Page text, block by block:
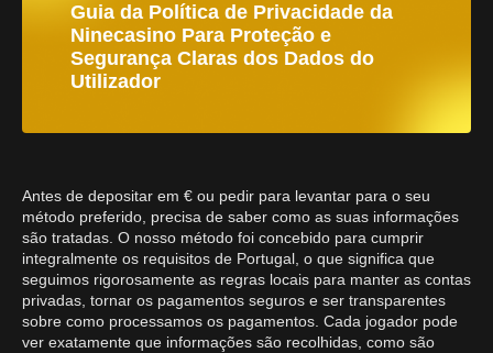
Guia da Política de Privacidade da
Ninecasino Para Proteção e
Segurança Claras dos Dados do
Utilizador
Antes de depositar em € ou pedir para levantar para o seu
método preferido, precisa de saber como as suas informações
são tratadas. O nosso método foi concebido para cumprir
integralmente os requisitos de Portugal, o que significa que
seguimos rigorosamente as regras locais para manter as contas
privadas, tornar os pagamentos seguros e ser transparentes
sobre como processamos os pagamentos. Cada jogador pode
ver exatamente que informações são recolhidas, como são